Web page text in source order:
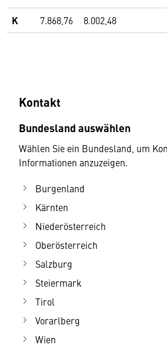
K
7.868,76 8.002,48
Kontakt
Bundesland auswählen
Wählen Sie ein Bundesland, um
Informationen anzuzeigen.
Burgenland
Kärnten
Niederösterreich
Oberösterreich
Salzburg
Steiermark
Tirol
Vorarlberg
Wien